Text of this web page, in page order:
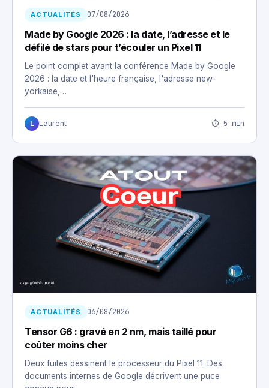
ACTUALITÉS 07/08/2026
Made by Google 2026 : la date, l’adresse et le
défilé de stars pour t’écouler un Pixel 11
Le point complet avant la conférence Made by Google
2026 : la date et l'heure française, l'adresse new-
yorkaise,…
L Laurent ⏱ 5 min
ACTUALITÉS 06/08/2026
Tensor G6 : gravé en 2 nm, mais taillé pour
coûter moins cher
Deux fuites dessinent le processeur du Pixel 11. Des
documents internes de Google décrivent une puce